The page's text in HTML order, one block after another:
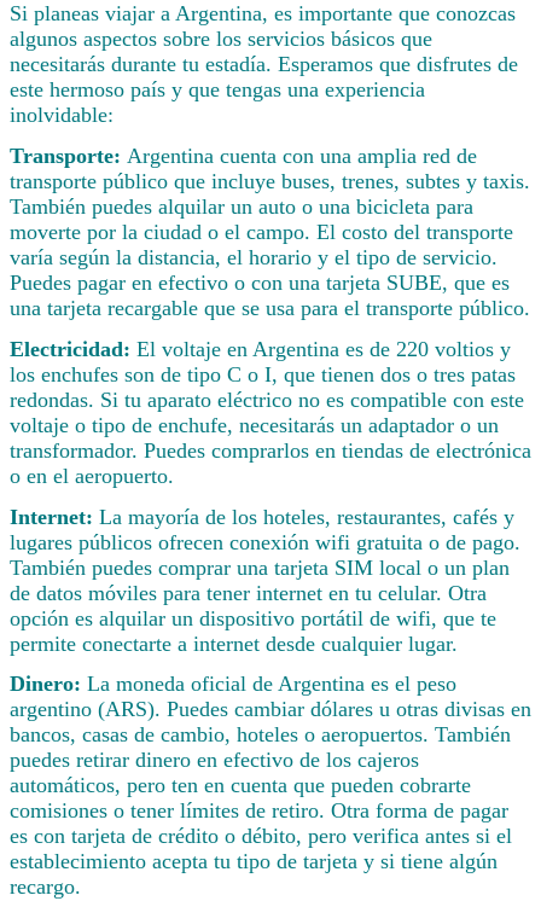
Si planeas viajar a Argentina, es importante que conozcas
algunos aspectos sobre los servicios básicos que
necesitarás durante tu estadía. Esperamos que disfrutes de
este hermoso país y que tengas una experiencia
inolvidable:
Transporte: Argentina cuenta con una amplia red de
transporte público que incluye buses, trenes, subtes y taxis.
También puedes alquilar un auto o una bicicleta para
moverte por la ciudad o el campo. El costo del transporte
varía según la distancia, el horario y el tipo de servicio.
Puedes pagar en efectivo o con una tarjeta SUBE, que es
una tarjeta recargable que se usa para el transporte público.
Electricidad: El voltaje en Argentina es de 220 voltios y
los enchufes son de tipo C o I, que tienen dos o tres patas
redondas. Si tu aparato eléctrico no es compatible con este
voltaje o tipo de enchufe, necesitarás un adaptador o un
transformador. Puedes comprarlos en tiendas de electrónica
o en el aeropuerto.
Internet: La mayoría de los hoteles, restaurantes, cafés y
lugares públicos ofrecen conexión wifi gratuita o de pago.
También puedes comprar una tarjeta SIM local o un plan
de datos móviles para tener internet en tu celular. Otra
opción es alquilar un dispositivo portátil de wifi, que te
permite conectarte a internet desde cualquier lugar.
Dinero: La moneda oficial de Argentina es el peso
argentino (ARS). Puedes cambiar dólares u otras divisas en
bancos, casas de cambio, hoteles o aeropuertos. También
puedes retirar dinero en efectivo de los cajeros
automáticos, pero ten en cuenta que pueden cobrarte
comisiones o tener límites de retiro. Otra forma de pagar
es con tarjeta de crédito o débito, pero verifica antes si el
establecimiento acepta tu tipo de tarjeta y si tiene algún
recargo.